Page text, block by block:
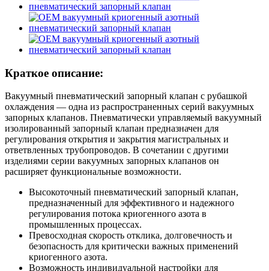
Краткое описание:
Вакуумный пневматический запорный клапан с рубашкой
охлаждения — одна из распространенных серий вакуумных
запорных клапанов. Пневматически управляемый вакуумный
изолированный запорный клапан предназначен для
регулирования открытия и закрытия магистральных и
ответвленных трубопроводов. В сочетании с другими
изделиями серии вакуумных запорных клапанов он
расширяет функциональные возможности.
Высокоточный пневматический запорный клапан,
предназначенный для эффективного и надежного
регулирования потока криогенного азота в
промышленных процессах.
Превосходная скорость отклика, долговечность и
безопасность для критически важных применений
криогенного азота.
Возможность индивидуальной настройки для